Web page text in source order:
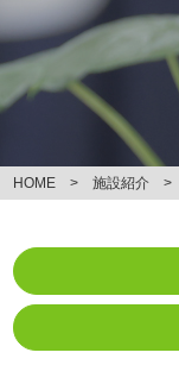
HOME 施設紹介